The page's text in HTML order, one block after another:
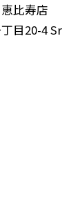
比寿店
目20-4 Sr